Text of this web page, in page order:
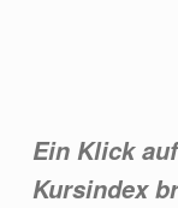
Ein Klick
Kursindex